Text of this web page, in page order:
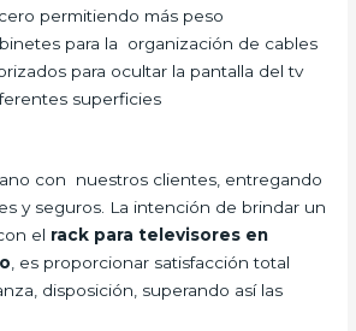
permitiendo más peso
para la organización de cables
para ocultar la pantalla del tv
superficies
con nuestros clientes, entregando
y seguros. La intención de brindar un
el rack para televisores en
, es proporcionar satisfacción total
disposición, superando así las